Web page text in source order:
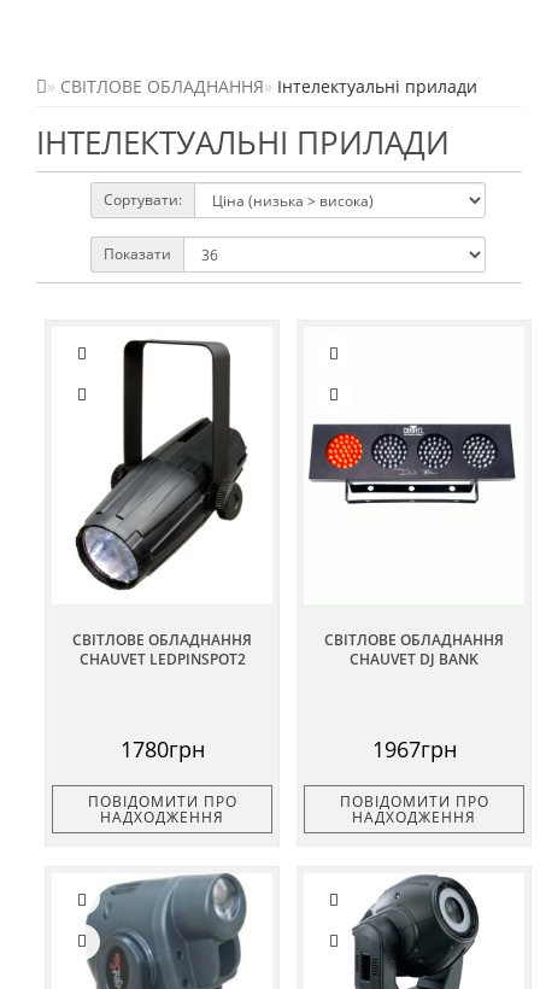
СВІТЛОВЕ ОБЛАДНАННЯ Інтелектуальні прилади
ІНТЕЛЕКТУАЛЬНІ ПРИЛАДИ
Сортувати:
Показати
СВІТЛОВЕ ОБЛАДНАННЯ
CHAUVET LEDPINSPOT2
1780грн
ПОВІДОМИТИ ПРО
НАДХОДЖЕННЯ
СВІТЛОВЕ ОБЛАДНАННЯ
CHAUVET DJ BANK
1967грн
ПОВІДОМИТИ ПРО
НАДХОДЖЕННЯ